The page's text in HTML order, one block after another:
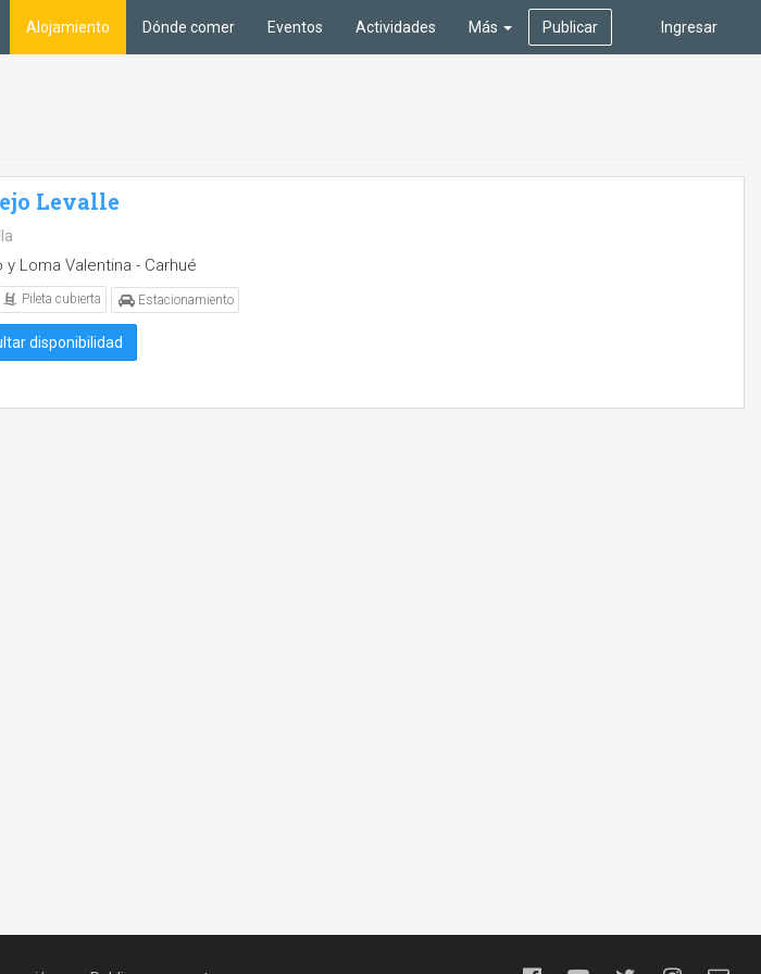
Ingresar
Alojamiento Dónde comer Eventos Actividades Más Publicar
Levalle
y Loma Valentina - Carhué
Pileta cubierta Estacionamiento
disponibilidad